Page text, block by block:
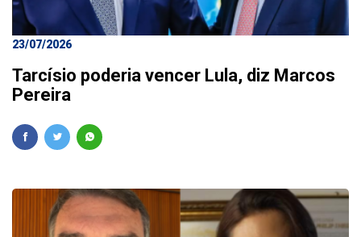
23/07/2026
Tarcísio poderia vencer Lula, diz Marcos
Pereira